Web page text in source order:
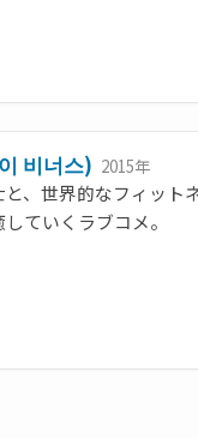
비너스) 2015年
、世界的なフィット
ていくラブコメ。